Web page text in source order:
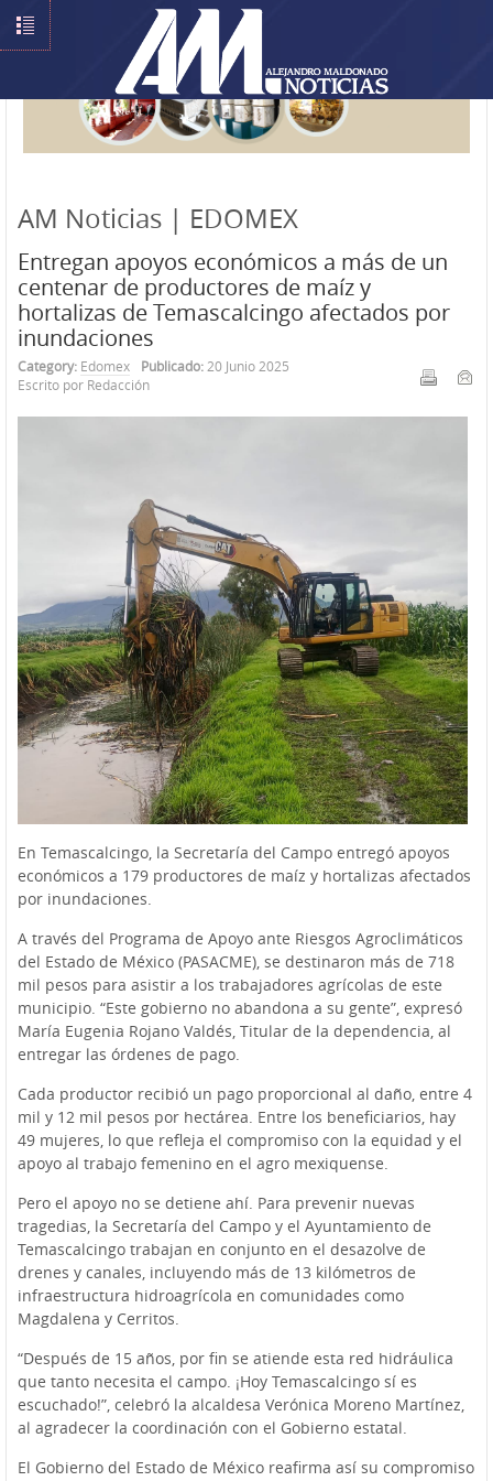
AM Noticias | EDOMEX
Entregan apoyos económicos a más de un
centenar de productores de maíz y
hortalizas de Temascalcingo afectados por
inundaciones
Category: Edomex Publicado: 20 Junio 2025
Escrito por Redacción
En Temascalcingo, la Secretaría del Campo entregó apoyos
económicos a 179 productores de maíz y hortalizas afectados
por inundaciones.
A través del Programa de Apoyo ante Riesgos Agroclimáticos
del Estado de México (PASACME), se destinaron más de 718
mil pesos para asistir a los trabajadores agrícolas de este
municipio. “Este gobierno no abandona a su gente”, expresó
María Eugenia Rojano Valdés, Titular de la dependencia, al
entregar las órdenes de pago.
Cada productor recibió un pago proporcional al daño, entre 4
mil y 12 mil pesos por hectárea. Entre los beneficiarios, hay
49 mujeres, lo que refleja el compromiso con la equidad y el
apoyo al trabajo femenino en el agro mexiquense.
Pero el apoyo no se detiene ahí. Para prevenir nuevas
tragedias, la Secretaría del Campo y el Ayuntamiento de
Temascalcingo trabajan en conjunto en el desazolve de
drenes y canales, incluyendo más de 13 kilómetros de
infraestructura hidroagrícola en comunidades como
Magdalena y Cerritos.
“Después de 15 años, por fin se atiende esta red hidráulica
que tanto necesita el campo. ¡Hoy Temascalcingo sí es
escuchado!”, celebró la alcaldesa Verónica Moreno Martínez,
al agradecer la coordinación con el Gobierno estatal.
El Gobierno del Estado de México reafirma así su compromiso